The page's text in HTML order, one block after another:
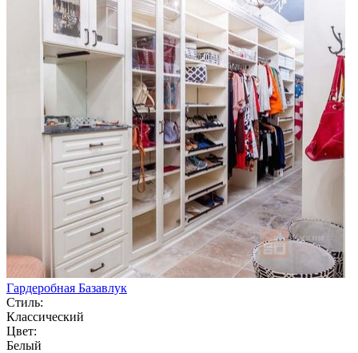
Гардеробная Базавлук
Стиль:
Классический
Цвет:
Белый